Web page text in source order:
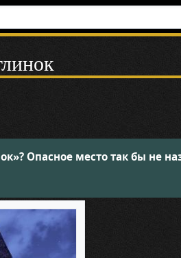
Опасное место так бы не